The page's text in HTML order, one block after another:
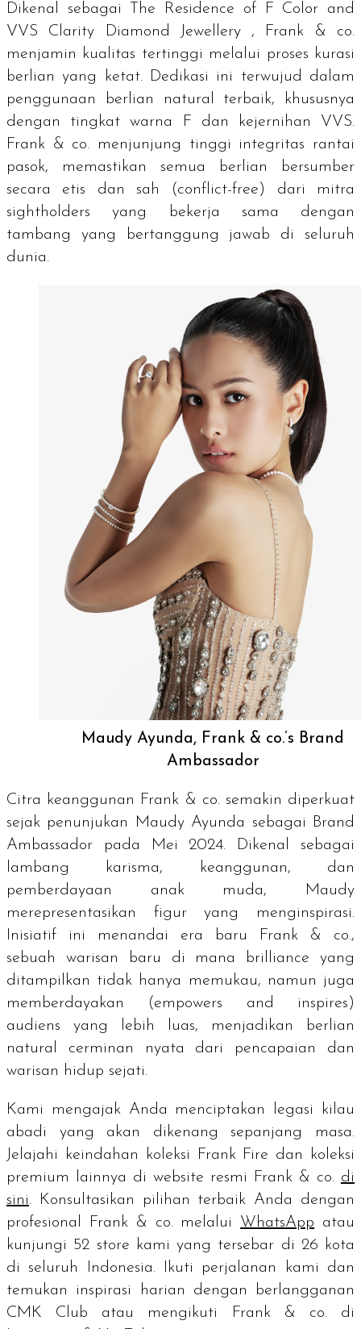
Dikenal sebagai
The Residence of F Color and
VVS Clarity Diamond Jewellery, Frank & co.
menjamin kualitas tertinggi melalui proses kurasi
berlian yang ketat. Dedikasi ini terwujud dalam
penggunaan berlian natural terbaik, khususnya
dengan tingkat warna F dan kejernihan VVS.
Frank & co. menjunjung tinggi integritas rantai
pasok, memastikan semua berlian bersumber
secara etis dan sah (conflict-free ) dari mitra
sightholders yang bekerja sama dengan
tambang yang bertanggung jawab di seluruh
dunia.
Maudy Ayunda, Frank & co.’s Brand
Ambassador
Citra keanggunan Frank & co. semakin diperkuat
sejak penunjukan Maudy Ayunda sebagai
Brand
Ambassador pada Mei 2024. Dikenal sebagai
lambang karisma, keanggunan, dan
pemberdayaan anak muda, Maudy
merepresentasikan figur yang menginspirasi.
Inisiatif ini menandai era baru Frank & co.,
sebuah warisan baru di mana
brilliance yang
ditampilkan tidak hanya memukau, namun juga
memberdayakan (empowers and inspires )
audiens yang lebih luas, menjadikan berlian
natural cerminan nyata dari pencapaian dan
warisan hidup sejati.
Kami mengajak Anda menciptakan legasi kilau
abadi yang akan dikenang sepanjang masa.
Jelajahi keindahan koleksi Frank Fire dan koleksi
premium lainnya di website resmi Frank & co. di
sini. Konsultasikan pilihan terbaik Anda dengan
profesional Frank & co. melalui WhatsApp atau
kunjungi 52 store kami yang tersebar di 26 kota
di seluruh Indonesia. Ikuti perjalanan kami dan
temukan inspirasi harian dengan berlangganan
CMK Club atau mengikuti Frank & co. di